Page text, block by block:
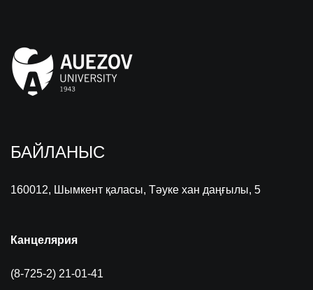
БАЙЛАНЫС
160012, Шымкент қаласы, Тәуке хан даңғылы, 5
Канцелярия
(8-725-2) 21-01-41